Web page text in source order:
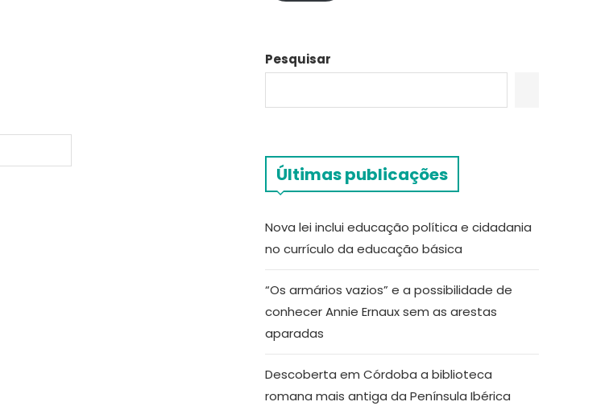
Pesquisar
Últimas publicações
Nova lei inclui educação política e cidadania
no currículo da educação básica
“Os armários vazios” e a possibilidade de
conhecer Annie Ernaux sem as arestas
aparadas
Descoberta em Córdoba a biblioteca
romana mais antiga da Península Ibérica